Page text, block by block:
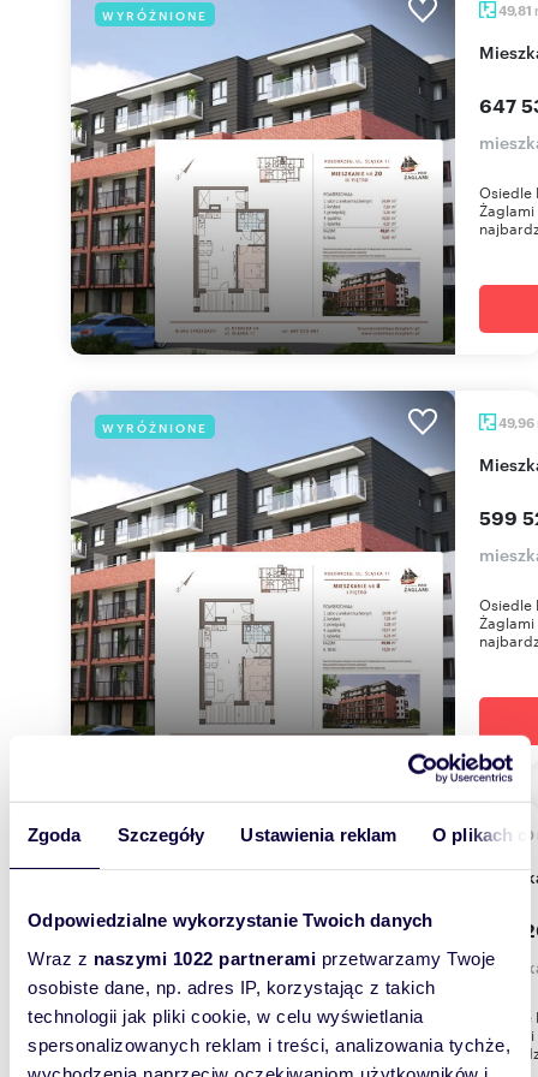
Zgoda Szczegóły Ustawienia reklam O plikach
Odpowiedzialne wykorzystanie Twoich danych
Wraz z naszymi 1022 partnerami przetwarzamy Twoje
osobiste dane, np. adres IP, korzystając z takich
technologii jak pliki cookie, w celu wyświetlania
spersonalizowanych reklam i treści, analizowania tychże,
WYRÓŻNIONE 49,81
647
Osiedle
WYRÓŻNIONE 49,96
599
Osiedle
WYRÓŻNIONE 57,80
809